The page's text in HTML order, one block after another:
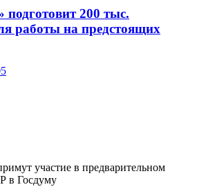
подготовит 200 тыс.
работы на предстоящих
участие в предварительном
в Госдуму